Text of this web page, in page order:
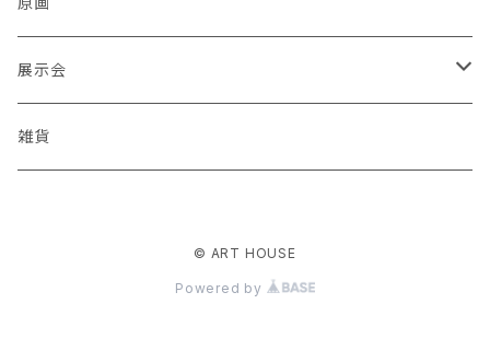
ashika
足立真人
展示会
Mori / Kosamu.An 「トトニョロ 初展」
雑貨
© ART HOUSE
Powered by